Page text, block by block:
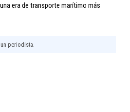
era de transporte marítimo más
periodista.